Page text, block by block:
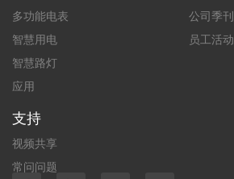
多功能电表
智慧用电
智慧路灯
应用
公司季刊
员工活动
支持
视频共享
常问问题